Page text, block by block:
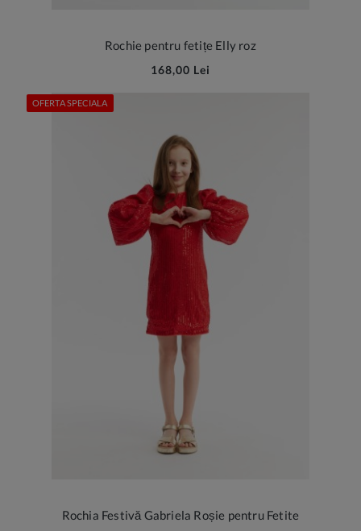
Rochie pentru fetițe Elly roz
168,00 Lei
Rochia Festivă Gabriela Roșie pentru Fetite
OFERTA SPECIALA